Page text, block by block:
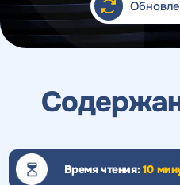
Время чтения:10